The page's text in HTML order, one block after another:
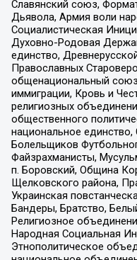
Славянский союз,
Дьявола, Армия воли
Социалистическая
Духовно-Родовая
единство,
Православных
общенациональный
иммиграции, Кровь и
религиозных
общественного
национальное единство,
Болельщиков
Файзрахманисты,
п. Боровский, Община
Щелковского района,
Украинская
Бандеры, Братство,
Религиозное
Народная Социальная
Этнополитическое